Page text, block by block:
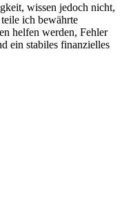
wissen jedoch nicht,
ich bewährte
helfen werden, Fehler
ein stabiles finanzielles